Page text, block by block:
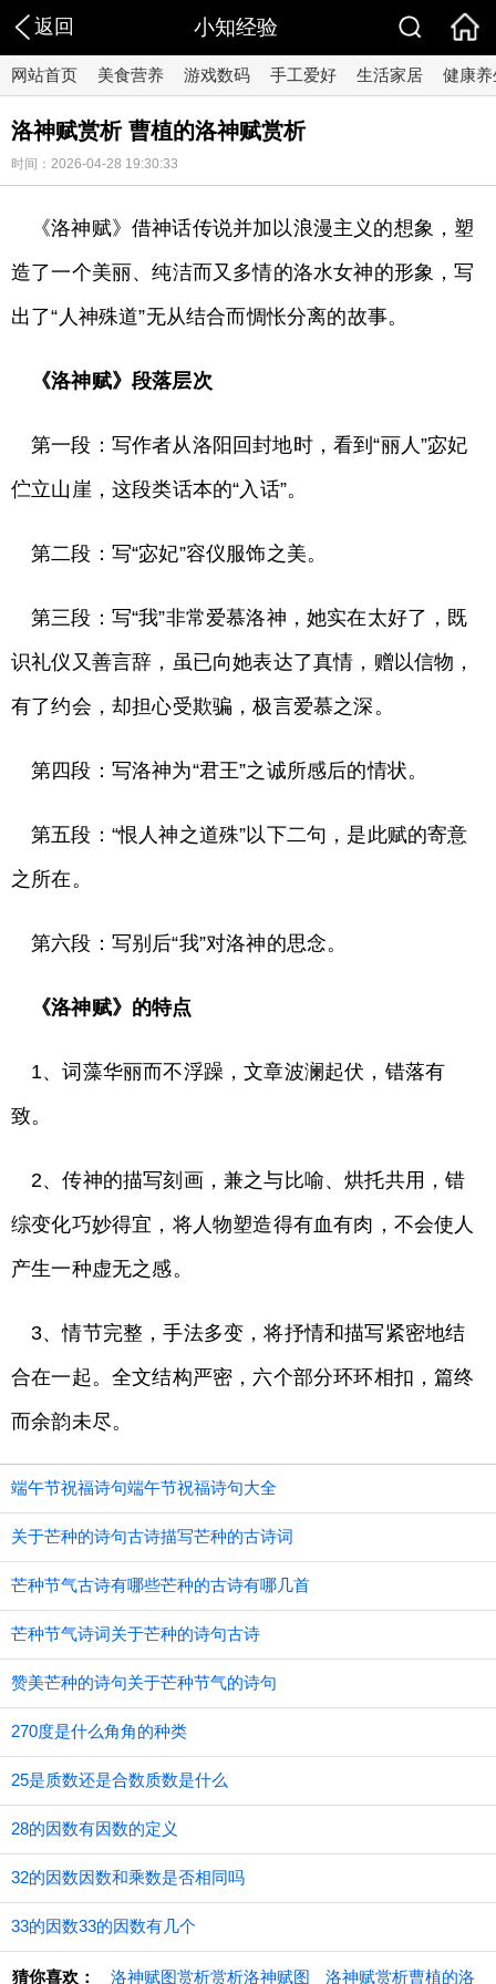
返回 小知经验
网站首页 美食营养 游戏数码 手工爱好 生活家居 健康养
洛神赋赏析 曹植的洛神赋赏析
时间：2026-04-28 19:30:33
《洛神赋》借神话传说并加以浪漫主义的想象，塑
造了一个美丽、纯洁而又多情的洛水女神的形象，写
出了“人神殊道”无从结合而惆怅分离的故事。
《洛神赋》段落层次
第一段：写作者从洛阳回封地时，看到“丽人”宓妃
伫立山崖，这段类话本的“入话”。
第二段：写“宓妃”容仪服饰之美。
第三段：写“我”非常爱慕洛神，她实在太好了，既
识礼仪又善言辞，虽已向她表达了真情，赠以信物，
有了约会，却担心受欺骗，极言爱慕之深。
第四段：写洛神为“君王”之诚所感后的情状。
第五段：“恨人神之道殊”以下二句，是此赋的寄意
之所在。
第六段：写别后“我”对洛神的思念。
《洛神赋》的特点
1、词藻华丽而不浮躁，文章波澜起伏，错落有
致。
2、传神的描写刻画，兼之与比喻、烘托共用，错
综变化巧妙得宜，将人物塑造得有血有肉，不会使人
产生一种虚无之感。
3、情节完整，手法多变，将抒情和描写紧密地结
合在一起。全文结构严密，六个部分环环相扣，篇终
而余韵未尽。
端午节祝福诗句端午节祝福诗句大全
关于芒种的诗句古诗描写芒种的古诗词
芒种节气古诗有哪些芒种的古诗有哪几首
芒种节气诗词关于芒种的诗句古诗
赞美芒种的诗句关于芒种节气的诗句
270度是什么角角的种类
25是质数还是合数质数是什么
28的因数有因数的定义
32的因数因数和乘数是否相同吗
33的因数33的因数有几个
猜你喜欢： 洛神赋图赏析赏析洛神赋图 洛神赋赏析曹植的洛